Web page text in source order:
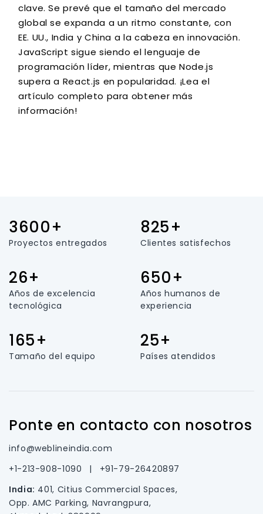
clave. Se prevé que el tamaño del mercado
global se expanda a un ritmo constante, con
EE. UU., India y China a la cabeza en innovación.
JavaScript sigue siendo el lenguaje de
programación líder, mientras que Node.js
supera a React.js en popularidad. ¡Lea el
artículo completo para obtener más
información!
3600+
Proyectos entregados
825+
Clientes satisfechos
26+
Años de excelencia
tecnológica
650+
Años humanos de
experiencia
165+
Tamaño del equipo
25+
Países atendidos
Ponte en contacto con nosotros
info@weblineindia.com
+1-213-908-1090
|
+91-79-26420897
India: 401, Citius Commercial Spaces,
Opp. AMC Parking, Navrangpura,